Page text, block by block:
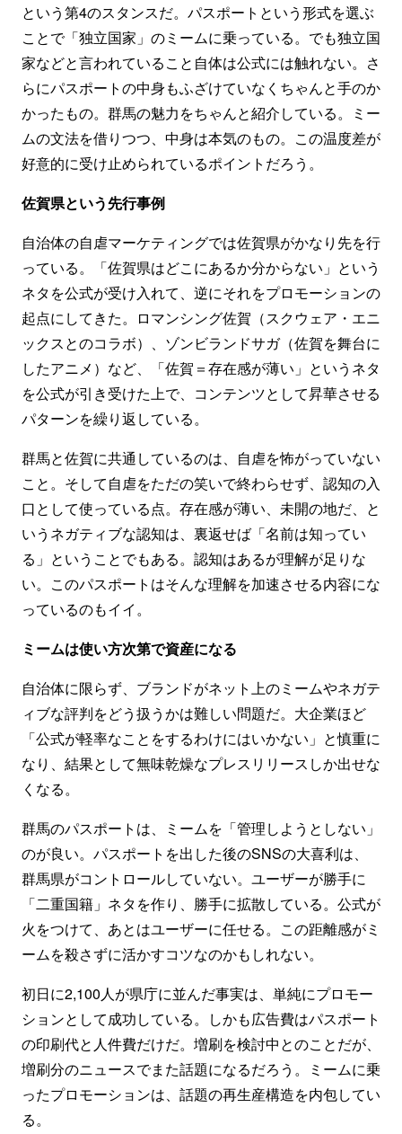
という第4のスタンスだ。パスポートという形式を選ぶ
ことで「独立国家」のミームに乗っている。でも独立国
家などと言われていること自体は公式には触れない。さ
らにパスポートの中身もふざけていなくちゃんと手のか
かったもの。群馬の魅力をちゃんと紹介している。ミー
ムの文法を借りつつ、中身は本気のもの。この温度差が
好意的に受け止められているポイントだろう。
佐賀県という先行事例
自治体の自虐マーケティングでは佐賀県がかなり先を行
っている。「佐賀県はどこにあるか分からない」という
ネタを公式が受け入れて、逆にそれをプロモーションの
起点にしてきた。ロマンシング佐賀（スクウェア・エニ
ックスとのコラボ）、ゾンビランドサガ（佐賀を舞台に
したアニメ）など、「佐賀＝存在感が薄い」というネタ
を公式が引き受けた上で、コンテンツとして昇華させる
パターンを繰り返している。
群馬と佐賀に共通しているのは、自虐を怖がっていない
こと。そして自虐をただの笑いで終わらせず、認知の入
口として使っている点。存在感が薄い、未開の地だ、と
いうネガティブな認知は、裏返せば「名前は知ってい
る」ということでもある。認知はあるが理解が足りな
い。このパスポートはそんな理解を加速させる内容にな
っているのもイイ。
ミームは使い方次第で資産になる
自治体に限らず、ブランドがネット上のミームやネガテ
ィブな評判をどう扱うかは難しい問題だ。大企業ほど
「公式が軽率なことをするわけにはいかない」と慎重に
なり、結果として無味乾燥なプレスリリースしか出せな
くなる。
群馬のパスポートは、ミームを「管理しようとしない」
のが良い。パスポートを出した後のSNSの大喜利は、
群馬県がコントロールしていない。ユーザーが勝手に
「二重国籍」ネタを作り、勝手に拡散している。公式が
火をつけて、あとはユーザーに任せる。この距離感がミ
ームを殺さずに活かすコツなのかもしれない。
初日に2,100人が県庁に並んだ事実は、単純にプロモー
ションとして成功している。しかも広告費はパスポート
の印刷代と人件費だけだ。増刷を検討中とのことだが、
増刷分のニュースでまた話題になるだろう。ミームに乗
ったプロモーションは、話題の再生産構造を内包してい
る。